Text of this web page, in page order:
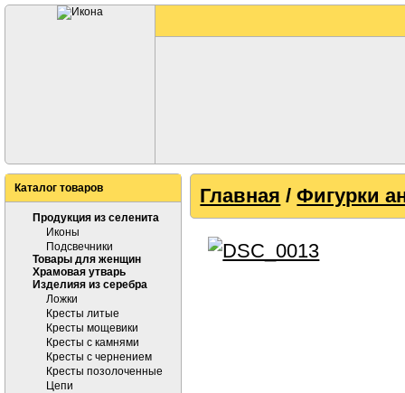
Каталог товаров
Продукция из селенита
Иконы
Подсвечники
Товары для женщин
Храмовая утварь
Изделияя из серебра
Ложки
Кресты литые
Кресты мощевики
Кресты с камнями
Кресты с чернением
Кресты позолоченные
Цепи
Главная /Фигурки